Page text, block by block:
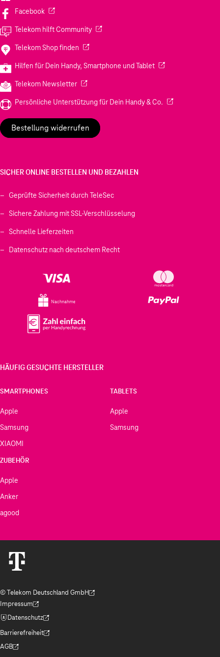
Facebook(Wird in einem neuen Tab geöffnet)
Telekom hilft Community(Wird in einem neuen Tab geöffnet)
Telekom Shop finden (Wird in einem neuen Tab geöffnet)
Hilfen für Dein Handy, Smartphone und Tablet(Wird in einem
Telekom Newsletter(Wird in einem neuen Tab geöffnet)
Persönliche Unterstützung für Dein Handy & Co. (Wird in einem
Bestellung widerrufen
SICHER ONLINE BESTELLEN UND BEZAHLEN
Geprüfte Sicherheit durch TeleSec
Sichere Zahlung mit SSL-Verschlüsselung
Schnelle Lieferzeiten
Datenschutz nach deutschem Recht
Nachnahme
HÄUFIG GESUCHTE HERSTELLER
SMARTPHONES
Apple
Samsung
XIAOMI
TABLETS
Apple
Samsung
ZUBEHÖR
Apple
Anker
agood
© Telekom Deutschland GmbH
(Der Link wird in einem neuen Tab geöffnet)
Impressum
(Der Link wird in einem neuen Tab geöffnet)
Datenschutz
(Der Link wird in einem neuen Tab geöffnet)
Barrierefreiheit
(Der Link wird in einem neuen Tab geöffnet)
AGB
(Der Link wird in einem neuen Tab geöffnet)